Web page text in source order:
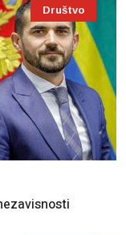
Društvo